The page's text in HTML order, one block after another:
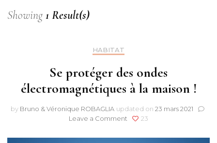
Showing1 Result(s)
HABITAT
Se protéger des ondes
électromagnétiques à la maison !
by Bruno & Véronique ROBAGLIA updated on 23 mars 2021
Leave a Comment on
protéger
23